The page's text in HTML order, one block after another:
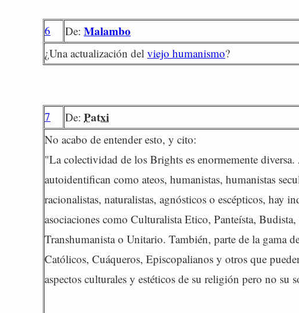
6 De: Malambo
¿Una actualización del viejo humanismo?
7 De: Patxi
No acabo de entender esto, y cito:
"La colectividad de los Brights es enormemente diversa.
autoidentifican como ateos, humanistas, humanistas
racionalistas, naturalistas, agnósticos o escépticos, hay
asociaciones como Culturalista Etico, Panteísta,
Transhumanista o Unitario. También, parte de la gama
Católicos, Cuáqueros, Episcopalianos y otros que
aspectos culturales y estéticos de su religión pero no su